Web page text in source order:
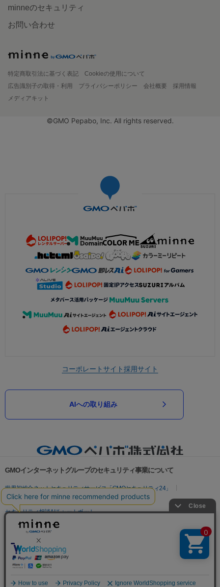
minneのセキュリティ
お問い合わせ
特定商取引法に基づく表記
Cookieの使用について
広告識別子の取得・利用
プライバシーポリシー 会社概要
採用情報
メディアキット
©GMO Pepabo, Inc. All rights reserved.
コーポレートサイト採用サイト
AIへの取り組み
GMOインターネットグループのセキュリティ事業について
世界初総合ネットセキュリティサービス「GMOセキュリティ24」
パスワード漏洩診断
Webサイトリスク診断
セキュリティ相談AIチャットボット
実在証明・盗聴対策
サイバー攻撃対策（GMO Flatt Security）
セキュリティ事業の軌跡